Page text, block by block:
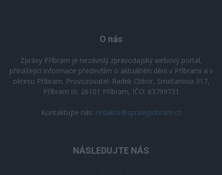
O nás
Zprávy Příbram je nezávislý zpravodajský webový portál,
přinášející informace především o aktuálním dění v Příbrami a v
okresu Příbram. Provozovatel: Radek Ctibor, Smetanova 317,
Příbram III, 26101 Příbram, IČO: 63799731
Kontaktujte nás: redakce@zpravypribram.cz
NÁSLEDUJTE NÁS